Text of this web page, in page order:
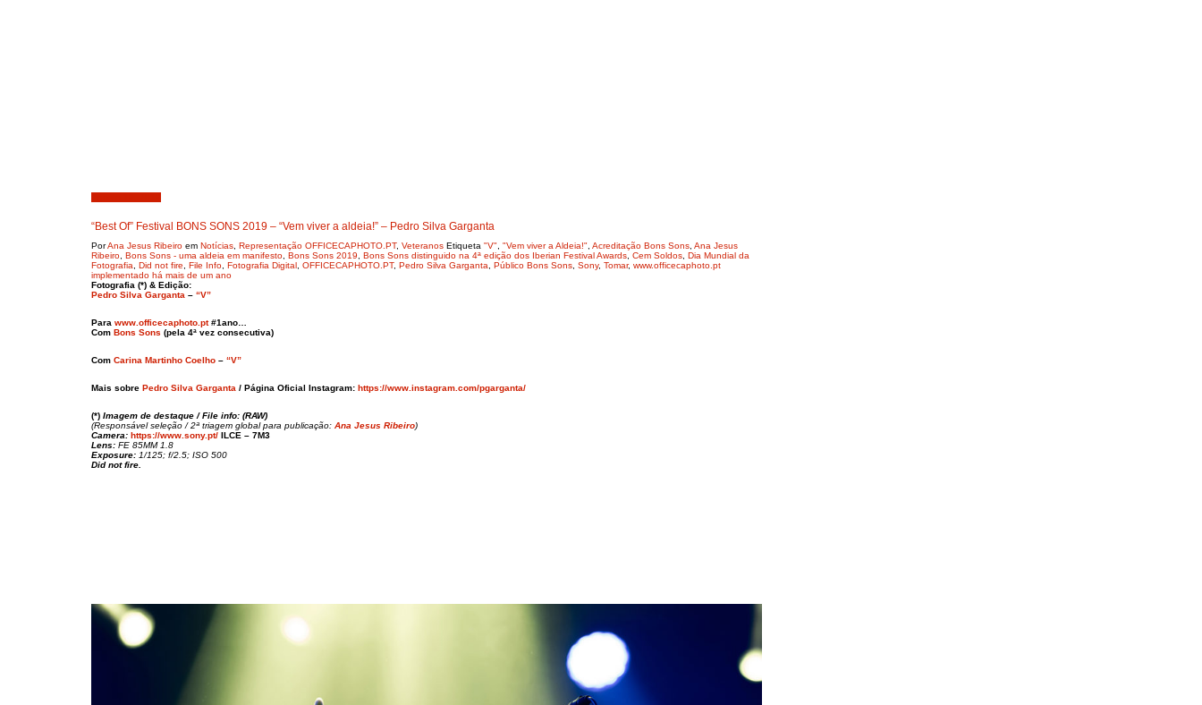
“Best Of” Festival BONS SONS 2019 – “Vem viver a aldeia!” – Pedro Silva Garganta
PorAna Jesus Ribeiro em Notícias Representação OFFICECAPHOTO.PT, Veteranos Etiqueta "V" "Vem viver a Aldeia!" Acreditação Bons Sons Ana Jesus
Ribeiro Bons Sons - uma aldeia em manifesto Bons Sons 2019 Bons Sons distinguido na 4ª edição dos Iberian Festival Awards Cem Soldos Dia Mundial da
Fotografia
Did not fire File Info Fotografia Digital OFFICECAPHOTO.PT, Pedro Silva Garganta Público Bons Sons Sony, Tomar, www.officecaphoto.pt
implementado há mais de um ano
Fotografia (*) & Edição:
Pedro Silva Garganta – “V”
Para www.officecaphoto.pt#1ano…
Com Bons Sons (pela 4ª vez consecutiva)
Com Carina Martinho Coelho – “V”
Mais sobre Pedro Silva Garganta / Página Oficial Instagram: https://www.instagram.com/pgarganta/
(*) Imagem de destaque / File info: (RAW)
(Responsável seleção / 2ª triagem global para publicação: Ana Jesus Ribeiro)
Camera: https://www.sony.pt/ ILCE – 7M3
Lens: FE 85MM 1.8
Exposure: 1/125; f/2.5; ISO 500
Did not fire.